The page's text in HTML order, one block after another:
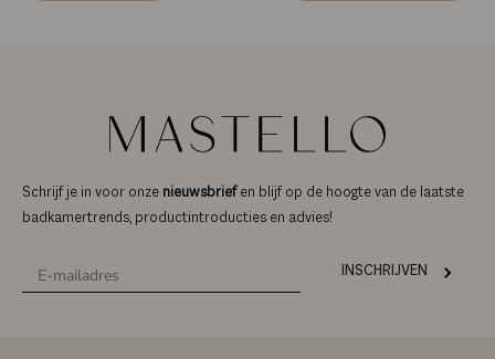
Schrijf je in voor onze nieuwsbrief en blijf op de hoogte van de laatste
badkamertrends, productintroducties en advies!
INSCHRIJVEN